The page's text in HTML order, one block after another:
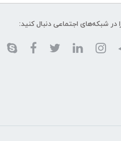
در شبکه‌های اجتماعی دنبال کنید: